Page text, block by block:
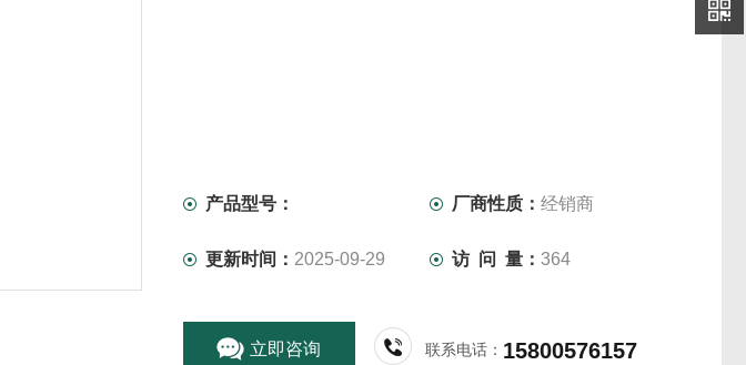
产品型号： 厂商性质：经销商
更新时间： 2025-09-29 访 问 量：364
立即咨询 联系电话： 15800576157